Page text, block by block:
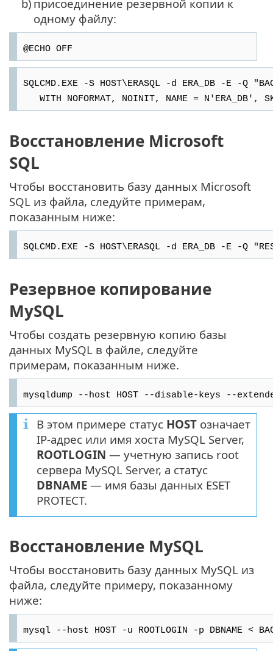
b) присоединение резервной копии к
одному файлу:
@ECHO OFF
SQLCMD.EXE -S HOST\ERASQL -d ERA_DB -E -Q
WITH NOFORMAT, NOINIT, NAME = N'ERA_DB',
Восстановление Microsoft
SQL
Чтобы восстановить базу данных Microsoft
SQL из файла, следуйте примерам,
показанным ниже:
SQLCMD.EXE -S HOST\ERASQL -d ERA_DB -E -Q
Резервное копирование
MySQL
Чтобы создать резервную копию базы
данных MySQL в файле, следуйте
примерам, показанным ниже.
mysqldump --host HOST --disable-keys --
В этом примере статус HOST означает
IP-адрес или имя хоста MySQL Server,
ROOTLOGIN — учетную запись root
сервера MySQL Server, а статус
DBNAME — имя базы данных ESET
PROTECT.
Восстановление MySQL
Чтобы восстановить базу данных MySQL из
файла, следуйте примеру, показанному
ниже:
mysql --host HOST -u ROOTLOGIN -p DBNAME <